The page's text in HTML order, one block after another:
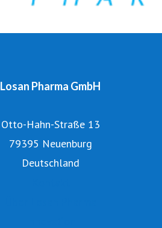
Losan Pharma GmbH
Otto-Hahn-Straße 13
79395 Neuenburg
Deutschland